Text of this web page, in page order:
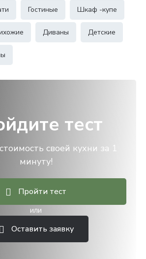
Гостиные Шкаф -купе
Диваны Детские
тест
своей кухни за 1
минуту!
Пройти тест
или
Оставить заявку